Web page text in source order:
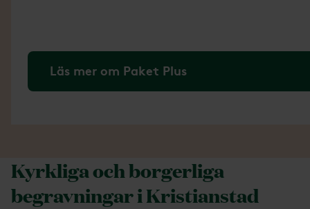
Läs mer om Paket Plus
Kyrkliga och borgerliga
begravningar i Kristianstad